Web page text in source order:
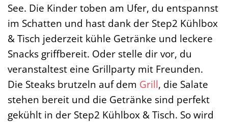
See. Die Kinder toben am Ufer, du entspannst
im Schatten und hast dank der Step2 Kühlbox
& Tisch jederzeit kühle Getränke und leckere
Snacks griffbereit. Oder stelle dir vor, du
veranstaltest eine Grillparty mit Freunden.
Die Steaks brutzeln auf dem Grill, die Salate
stehen bereit und die Getränke sind perfekt
gekühlt in der Step2 Kühlbox & Tisch. So wird